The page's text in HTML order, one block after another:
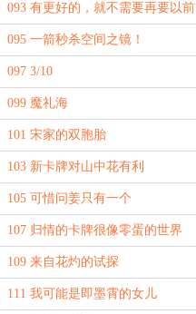
093 有更好的，就不需要再要以前
的
095 一箭秒杀空间之镜！
097 3/10
099 魔礼海
101 宋家的双胞胎
103 新卡牌对山中花有利
105 可惜问姜只有一个
107 归情的卡牌很像零蛋的世界
109 来自花灼的试探
111 我可能是即墨霄的女儿